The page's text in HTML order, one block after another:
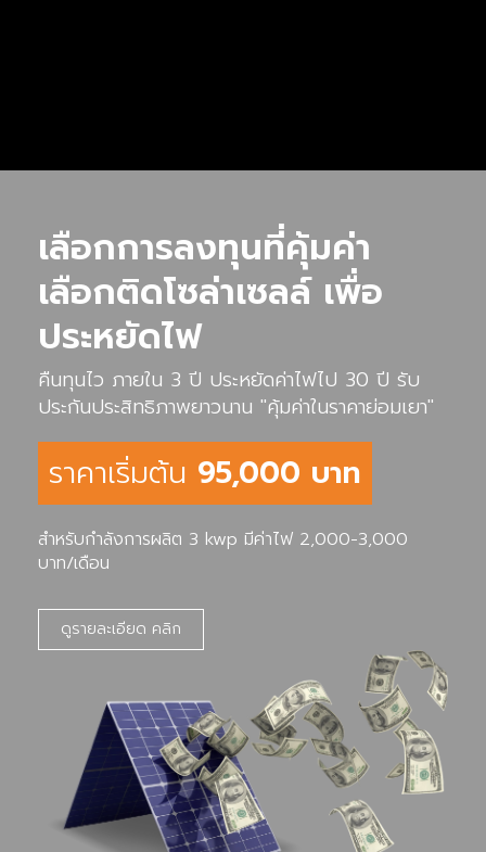
เลือกการลงทุนที่คุ้มค่า
เลือกติดโซล่าเซลล์ เพื่อ
ประหยัดไฟ
คืนทุนไว ภายใน 3 ปี ประหยัดค่าไฟไป 30 ปี รับ
ประกันประสิทธิภาพยาวนาน "คุ้มค่าในราคาย่อมเยา"
ราคาเริ่มต้น 95,000 บาท
สำหรับกำลังการผลิต 3 kwp มีค่าไฟ 2,000-3,000
บาท/เดือน
ดูรายละเอียด คลิก